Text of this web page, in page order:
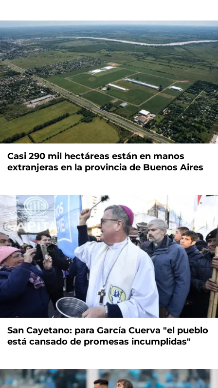
Casi 290 mil hectáreas están en manos
extranjeras en la provincia de Buenos Aires
San Cayetano: para García Cuerva "el pueblo
está cansado de promesas incumplidas"